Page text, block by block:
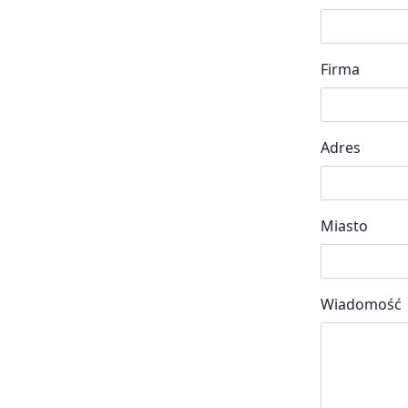
Firma
Adres
Miasto
Wiadomość